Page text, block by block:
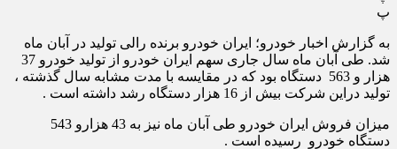
پ
به گزارش اخبار خودرو؛ ایران خودرو برنده رالی تولید در آبان ماه
شد. طی آبان ماه سال جاری سهم ایران خودرو از تولید خودرو 37
هزار و 563 دستگاه بود که در مقایسه با مدت مشابه سال گذشته ،
تولید دراین شرکت بیش از 16 هزار دستگاه رشد داشته است .
میزان فروش ایران خودرو طی آبان ماه نیز به 43 هزارو 543
دستگاه خودرو رسیده است .